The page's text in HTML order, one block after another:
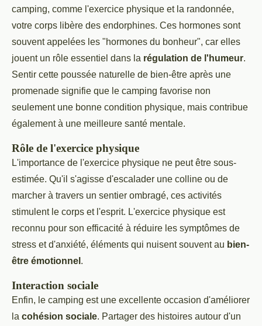
camping, comme l'exercice physique et la randonnée,
votre corps libère des endorphines. Ces hormones sont
souvent appelées les "hormones du bonheur", car elles
jouent un rôle essentiel dans la régulation de l'humeur.
Sentir cette poussée naturelle de bien-être après une
promenade signifie que le camping favorise non
seulement une bonne condition physique, mais contribue
également à une meilleure santé mentale.
Rôle de l'exercice physique
L'importance de l'exercice physique ne peut être sous-
estimée. Qu'il s'agisse d'escalader une colline ou de
marcher à travers un sentier ombragé, ces activités
stimulent le corps et l'esprit. L'exercice physique est
reconnu pour son efficacité à réduire les symptômes de
stress et d'anxiété, éléments qui nuisent souvent au bien-
être émotionnel .
Interaction sociale
Enfin, le camping est une excellente occasion d'améliorer
la cohésion sociale. Partager des histoires autour d'un